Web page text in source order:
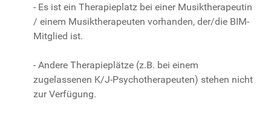
- Es ist ein Therapieplatz bei einer Musiktherapeutin
/ einem Musiktherapeuten vorhanden, der/die BIM-
Mitglied ist.
- Andere Therapieplätze (z.B. bei einem
zugelassenen K/J-Psychotherapeuten) stehen nicht
zur Verfügung.